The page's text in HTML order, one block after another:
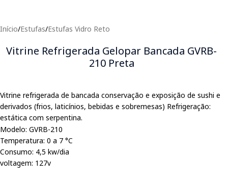
Início/Estufas/Estufas Vidro Reto
Vitrine Refrigerada Gelopar Bancada GVRB-
210 Preta
Vitrine refrigerada de bancada conservação e exposição de sushi e
derivados (frios, laticínios, bebidas e sobremesas) Refrigeração:
estática com serpentina.
Modelo: GVRB-210
Temperatura: 0 a 7 °C
Consumo: 4,5 kw/dia
voltagem: 127v